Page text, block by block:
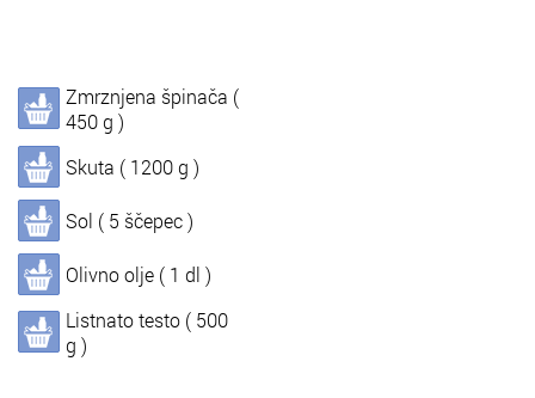
So Objavljanje vsebin
In Informacije o nas
Zmrznjena špinača (
450 g )
Skuta ( 1200 g )
Sol ( 5 ščepec )
Olivno olje ( 1 dl )
Listnato testo ( 500
g )